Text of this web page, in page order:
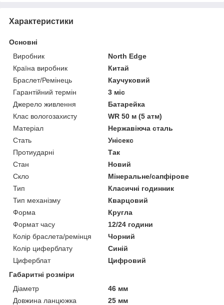
Характеристики
Основні
Виробник
North Edge
Країна виробник
Китай
Браслет/Ремінець
Каучуковий
Гарантійний термін
3 міс
Джерело живлення
Батарейка
Клас вологозахисту
WR 50 м (5 атм)
Матеріал
Нержавіюча сталь
Стать
Унісекс
Протиударні
Так
Стан
Новий
Скло
Мінеральне/сапфірове
Тип
Класичні годинник
Тип механізму
Кварцовий
Форма
Кругла
Формат часу
12/24 години
Колір браслета/ремінця
Чорний
Колір циферблату
Синій
Циферблат
Цифровий
Габаритні розміри
Діаметр
46 мм
Довжина ланцюжка
25 мм